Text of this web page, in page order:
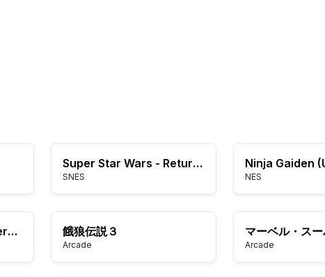
Super Star Wars - Return of the Jedi (USA) (Rev A)
SNES
Ninja Gaiden
NES
AAAHH!!! Real Monsters (USA) 餓狼伝説３
Arcade Arcade